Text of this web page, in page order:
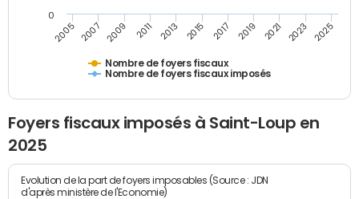
Nombre de foyers fiscaux
Nombre de foyers fiscaux imposés
2005 2007 2009 2011 2013 2015 2017 2019 2021 2023 2025
0
Foyers fiscaux imposés à Saint-Loup en
2025
Evolution de la part de foyers imposables (Source : JDN
d'après ministère de l'Economie)